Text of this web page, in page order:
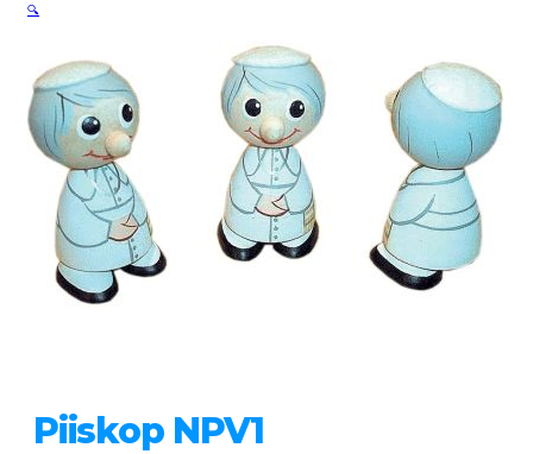
Piiskop NPV1
🔍